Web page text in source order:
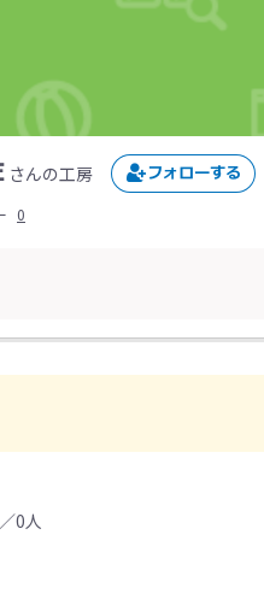
さんの工房
0
0人